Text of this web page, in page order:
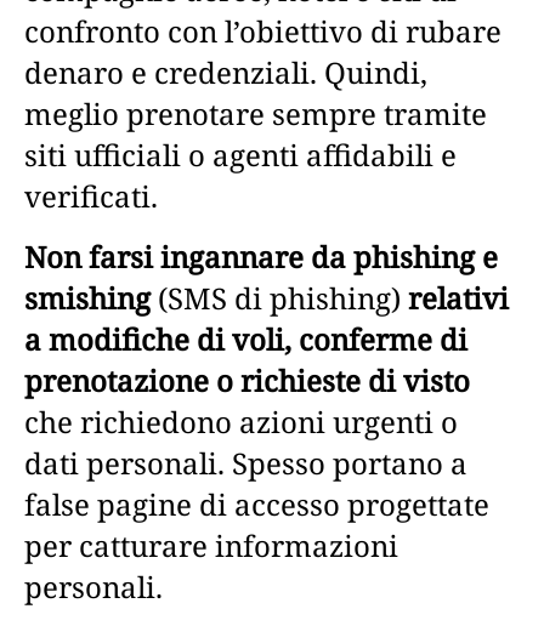
confronto con l’obiettivo di rubare
denaro e credenziali. Quindi,
meglio prenotare sempre tramite
siti ufficiali o agenti affidabili e
verificati.
Non farsi ingannare da phishing e
smishing(SMS di phishing) relativi
a modifiche di voli, conferme di
prenotazione o richieste di visto
che richiedono azioni urgenti o
dati personali. Spesso portano a
false pagine di accesso progettate
per catturare informazioni
personali.